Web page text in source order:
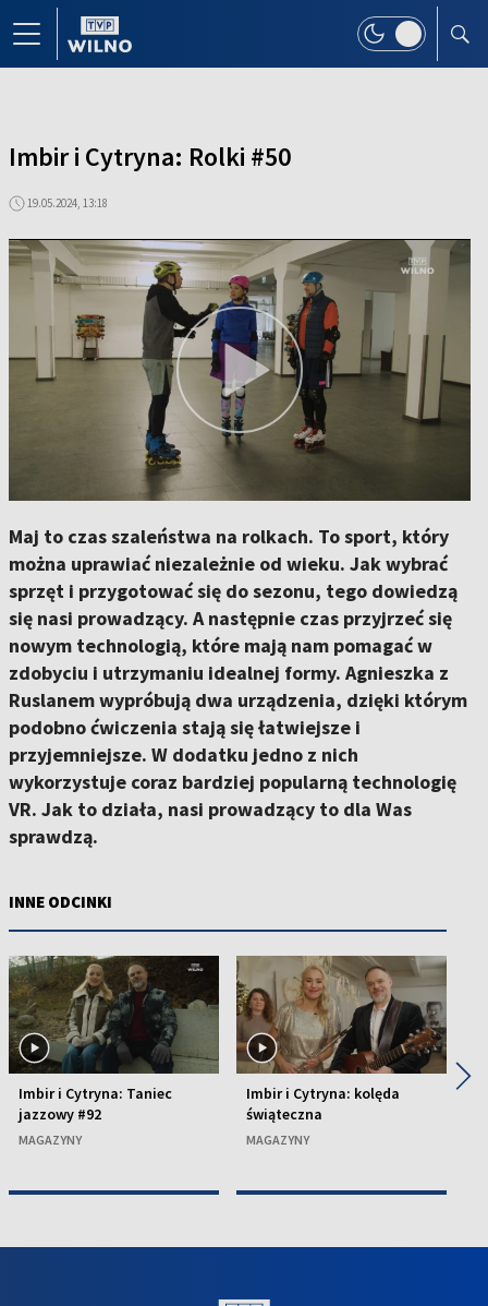
Imbir i Cytryna: Rolki #50
19.05.2024, 13:18
Maj to czas szaleństwa na rolkach. To sport, który
można uprawiać niezależnie od wieku. Jak wybrać
sprzęt i przygotować się do sezonu, tego dowiedzą
się nasi prowadzący. A następnie czas przyjrzeć się
nowym technologią, które mają nam pomagać w
zdobyciu i utrzymaniu idealnej formy. Agnieszka z
Ruslanem wypróbują dwa urządzenia, dzięki którym
podobno ćwiczenia stają się łatwiejsze i
przyjemniejsze. W dodatku jedno z nich
wykorzystuje coraz bardziej popularną technologię
VR. Jak to działa, nasi prowadzący to dla Was
sprawdzą.
INNE ODCINKI
Imbir i Cytryna: Taniec
jazzowy #92
MAGAZYNY
Imbir i Cytryna: kolęda
świąteczna
MAGAZYNY
▶